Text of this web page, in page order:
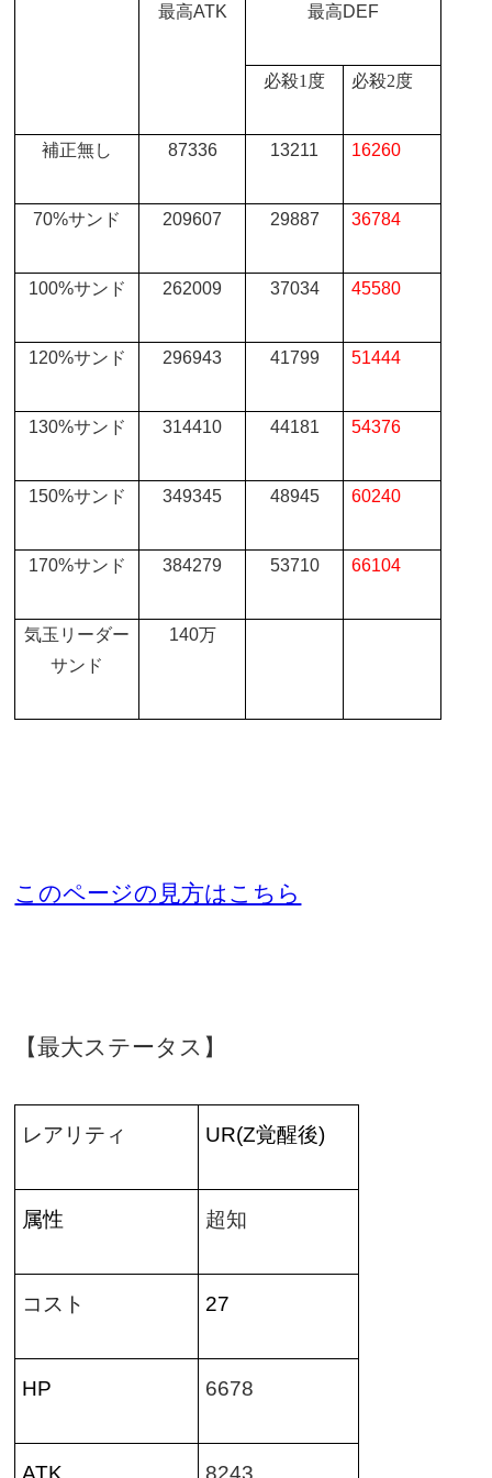
最高ATK 最高DEF
必殺1 度 必殺2度
補正無し 87336 13211 16260
70%サンド 209607 29887 36784
100%サンド 262009 37034 45580
120%サンド 296943 41799 51444
130%サンド 314410 44181 54376
150%サンド 349345 48945 60240
170%サンド 384279 53710 66104
気玉リーダー
サンド
140万
このページの見方はこちら
【最大ステータス】
レアリティ UR(Z覚醒後)
属性 超知
コスト 27
HP 6678
ATK 8243